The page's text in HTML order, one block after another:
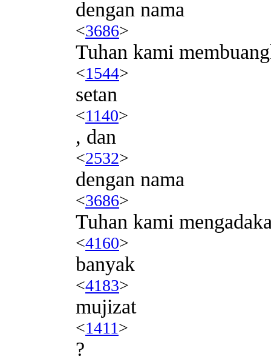
dengan nama
<3686>
Tuhan kami
<1544>
setan
<1140>
, dan
<2532>
dengan nama
<3686>
Tuhan kami
<4160>
banyak
<4183>
mujizat
<1411>
?